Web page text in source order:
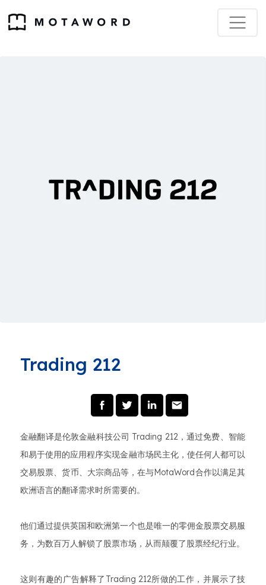
Trading 212
金融翻译是伦敦金融科技公司 Trading 212，通过免费、智能
和易于使用的应用程序实现金融市场民主化，使任何人都可以
交易股票、货币、大宗商品等，在与MotaWord合作以满足其
欧洲语言的翻译需求时所需要的。
他们通过提供英国和欧洲第一个也是唯一的零佣金股票交易服
务，为数百万人解锁了股票市场，从而颠覆了股票经纪行业。
这则有趣的广告解释了Trading 212所做的工作，并展示了技